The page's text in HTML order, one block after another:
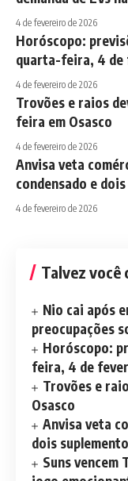
4 de fevereiro de 2026
Horóscopo:
quarta-feira, 4 de
4 de fevereiro de 2026
Trovões e raios
feira em Osasco
4 de fevereiro de 2026
Anvisa veta
condensado e
4 de fevereiro de 2026
Talvez você
Nio cai após
preocupações
Horóscopo:
feira, 4 de
Trovões e
Osasco
Anvisa veta
dois
Suns vencem